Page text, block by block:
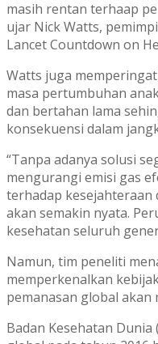
masih rentan terhaap
ujar Nick Watts,
Lancet Countdown on
Watts juga
masa pertumbuhan
dan bertahan lama
konsekuensi dalam
“Tanpa adanya solusi
mengurangi emisi gas
terhadap
akan semakin nyata.
kesehatan seluruh
Namun, tim peneliti
memperkenalkan
pemanasan global akan
Badan Kesehatan Dunia